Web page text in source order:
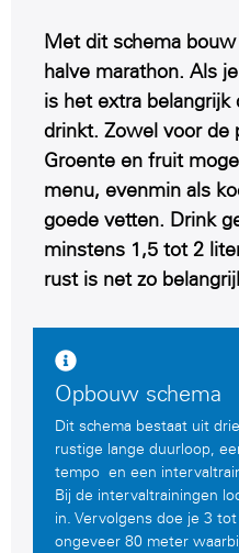
Met dit schema
halve marathon. Als
is het extra
drinkt. Zowel voor de
Groente en fruit
menu, evenmin als
goede vetten. Drink
minstens 1,5 tot 2
rust is net zo
Opbouw schema
Dit schema bestaat uit
rustige lange duurloop,
tempo en een
Bij de intervaltrainingen
in. Vervolgens doe je 3
ongeveer 80 meter